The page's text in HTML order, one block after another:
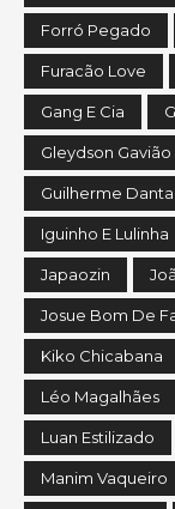
Forró Pegado
Furacão Love
Gang E Cia
Gleydson Gavião
Guilherme
Iguinho E Lulinha
Japaozin
Josue Bom De
Kiko Chicabana
Léo Magalhães
Luan Estilizado
Manim Vaqueiro